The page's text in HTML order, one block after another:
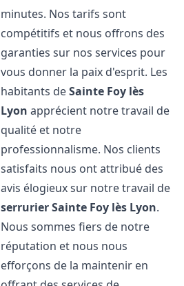
minutes. Nos tarifs sont
compétitifs et nous offrons des
garanties sur nos services pour
vous donner la paix d'esprit. Les
habitants deSainte Foy lès
Lyon apprécient notre travail de
qualité et notre
professionnalisme. Nos clients
satisfaits nous ont attribué des
avis élogieux sur notre travail de
serrurierSainte Foy lès Lyon.
Nous sommes fiers de notre
réputation et nous nous
efforçons de la maintenir en